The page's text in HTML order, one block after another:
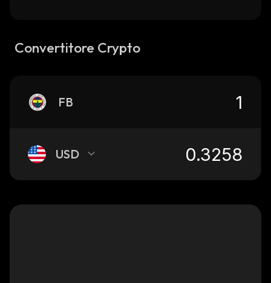
Convertitore Crypto
FB
USD